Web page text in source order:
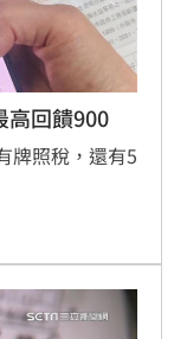
高回饋900
牌照稅，還有5